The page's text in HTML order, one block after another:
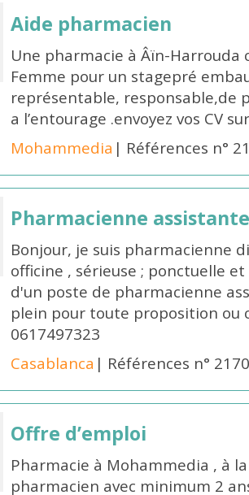
Aide pharmacien
Une pharmacie à Âïn-Harrouda
Femme pour un stagepré
représentable,
a l’entourage .envoyez vos CV
Mohammedia | Références n°
Pharmacienne
Bonjour, je suis pharmacienne
officine , sérieuse ; ponctuelle
d'un poste de pharmacienne
plein pour toute proposition ou
0617497323
Casablanca | Références n°
Offre d’emploi
Pharmacie à Mohammedia , à
pharmacien avec minimum 2